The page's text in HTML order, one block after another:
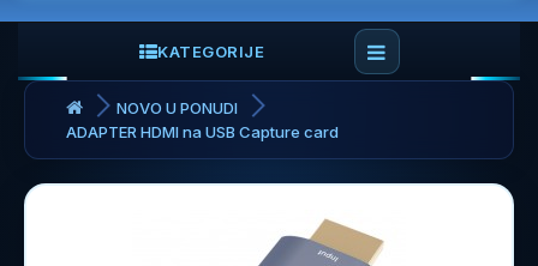
KATEGORIJE
NOVO U PONUDI
ADAPTER HDMI na USB Capture card